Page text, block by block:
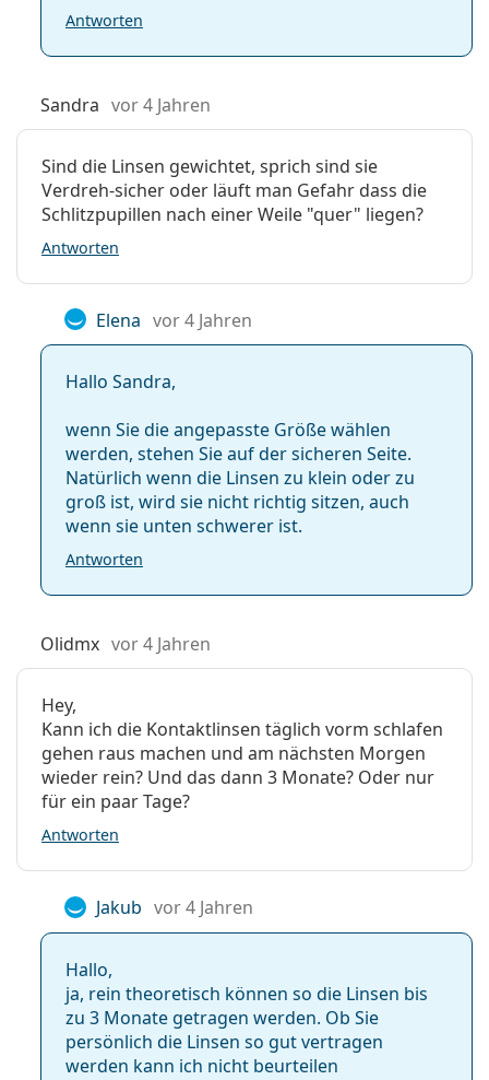
Antworten
Sandra vor 4 Jahren
Sind die Linsen gewichtet, sprich sind sie
Verdreh-sicher oder läuft man Gefahr dass die
Schlitzpupillen nach einer Weile "quer" liegen?
Antworten
Elena vor 4 Jahren
Hallo Sandra,
wenn Sie die angepasste Größe wählen
werden, stehen Sie auf der sicheren Seite.
Natürlich wenn die Linsen zu klein oder zu
groß ist, wird sie nicht richtig sitzen, auch
wenn sie unten schwerer ist.
Antworten
Olidmx vor 4 Jahren
Hey,
Kann ich die Kontaktlinsen täglich vorm schlafen
gehen raus machen und am nächsten Morgen
wieder rein? Und das dann 3 Monate? Oder nur
für ein paar Tage?
Antworten
Jakub vor 4 Jahren
Hallo,
ja, rein theoretisch können so die Linsen bis
zu 3 Monate getragen werden. Ob Sie
persönlich die Linsen so gut vertragen
werden kann ich nicht beurteilen